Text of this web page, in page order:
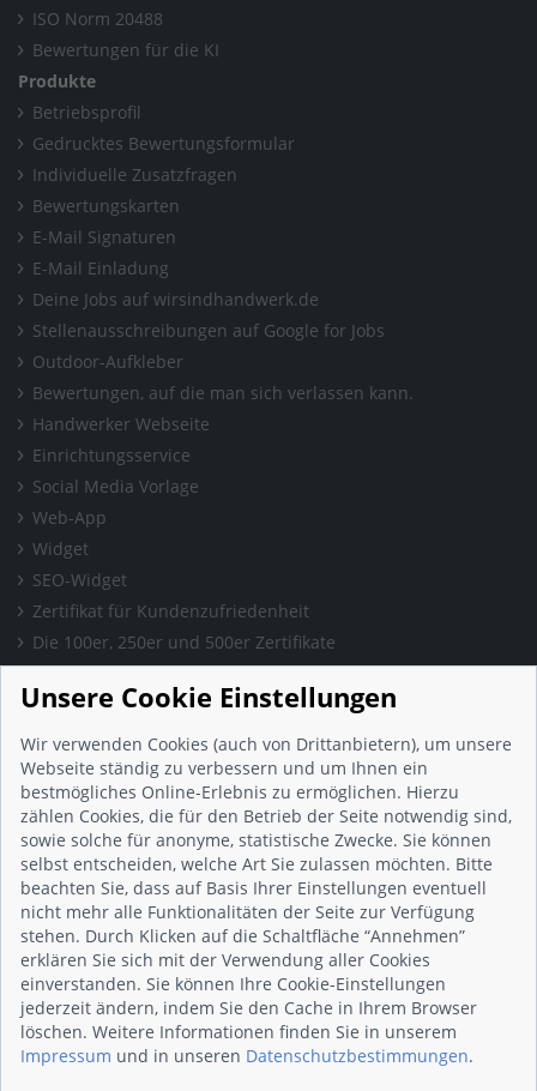
ISO Norm 20488
Bewertungen für die KI
Produkte
Betriebsprofil
Gedrucktes Bewertungsformular
Individuelle Zusatzfragen
Bewertungskarten
E-Mail Signaturen
E-Mail Einladung
Deine Jobs auf wirsindhandwerk.de
Stellenausschreibungen auf Google for Jobs
Outdoor-Aufkleber
Bewertungen, auf die man sich verlassen kann.
Handwerker Webseite
Einrichtungsservice
Social Media Vorlage
Web-App
Widget
SEO-Widget
Zertifikat für Kundenzufriedenheit
Die 100er, 250er und 500er Zertifikate
Presse & Wissen
Presse und Informationen
Blog
Häufig gestellte Fragen (FAQ)
Studie: Digitalisierungsbarometer
Initiative gegen Fake-Bewertungen
Kunden Informationen
Beratungsgespräch vereinbaren
Impressum
Datenschutz
AGB
Nutzungsbedingungen
Unsere Cookie Einstellungen
Wir verwenden Cookies (auch von Drittanbietern), um unsere
Webseite ständig zu verbessern und um Ihnen ein
bestmögliches Online-Erlebnis zu ermöglichen. Hierzu
zählen Cookies, die für den Betrieb der Seite notwendig sind,
sowie solche für anonyme, statistische Zwecke. Sie können
selbst entscheiden, welche Art Sie zulassen möchten. Bitte
beachten Sie, dass auf Basis Ihrer Einstellungen eventuell
nicht mehr alle Funktionalitäten der Seite zur Verfügung
stehen. Durch Klicken auf die Schaltfläche “Annehmen”
erklären Sie sich mit der Verwendung aller Cookies
einverstanden. Sie können Ihre Cookie-Einstellungen
jederzeit ändern, indem Sie den Cache in Ihrem Browser
löschen. Weitere Informationen finden Sie in unserem
Impressum und in unseren Datenschutzbestimmungen.